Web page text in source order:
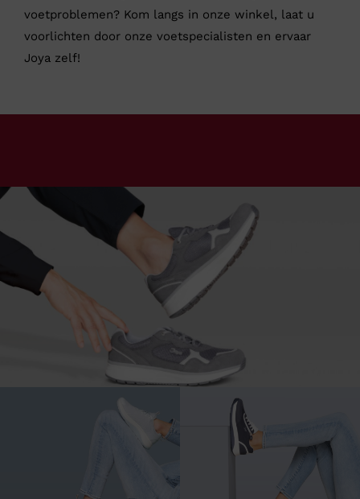
voetproblemen? Kom langs in onze winkel, laat u
voorlichten door onze voetspecialisten en ervaar
Joya zelf!